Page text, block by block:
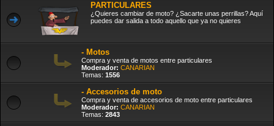
PARTICULARES
¿Quieres cambiar de moto? ¿Sacarte unas perrillas? Aquí
puedes dar salida a todo aquello que ya no quieres
- Motos
Compra y venta de motos entre particulares
Moderador: CANARIAN
Temas: 1556
- Accesorios de moto
Compra y venta de accesorios de moto entre particulares
Moderador: CANARIAN
Temas: 2843